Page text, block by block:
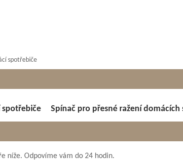
spotřebiče
spotřebiče Spínač pro přesné ražení domácích
níže. Odpovíme vám do 24 hodin.